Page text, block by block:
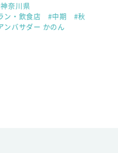
奈川県
ン・飲食店
#中期
#秋
ンバサダー かのん